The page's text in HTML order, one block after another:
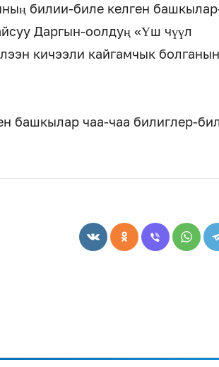
билии-биле келген
Даргын-оолдуң «Үш чүүл
кичээли кайгамчык болганын
башкылар чаа-чаа билиглер-